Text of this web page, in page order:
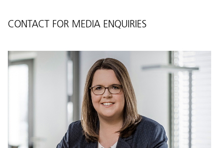
CONTACT FOR MEDIA ENQUIRIES